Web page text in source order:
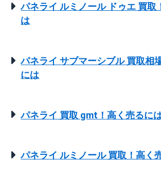
パネライ ルミノール ドゥエ 買取
は
パネライ サブマーシブル 買取相
には
パネライ 買取 gmt！高く売るに
パネライ ルミノール 買取！高く